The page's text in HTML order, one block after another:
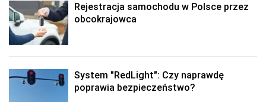
Rejestracja samochodu w Polsce przez
obcokrajowca
System "RedLight": Czy naprawdę
poprawia bezpieczeństwo?